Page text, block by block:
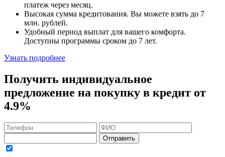
платеж через месяц.
Высокая сумма кредитования. Вы можете взять до 7
млн. рублей.
Удобный период выплат для вашего комфорта.
Доступны программы сроком до 7 лет.
Узнать подробнее
Получить индивидуальное
предложение на покупку в кредит от
4.9%
Отправить